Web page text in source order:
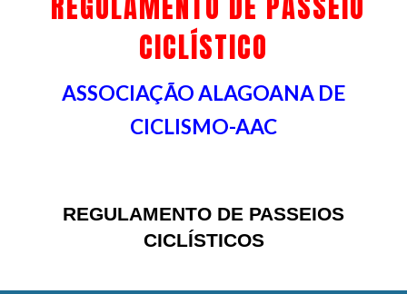
CICLÍSTICO
ASSOCIAÇÃO ALAGOANA DE
CICLISMO-AAC
REGULAMENTO DE PASSEIOS
CICLÍSTICOS